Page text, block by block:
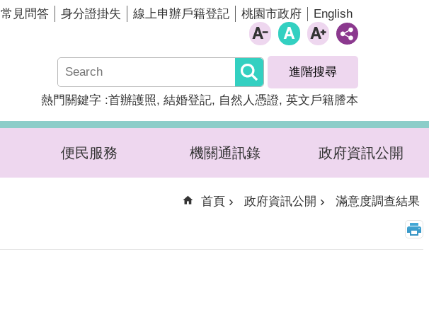
常見問答 身分證掛失 線上申辦戶籍登記 桃園市政府 English
進階搜尋
熱門關鍵字 首辦護照 結婚登記 自然人憑證 英文戶籍謄本
便民服務 機關通訊錄 政府資訊公開
首頁 政府資訊公開 滿意度調查結果